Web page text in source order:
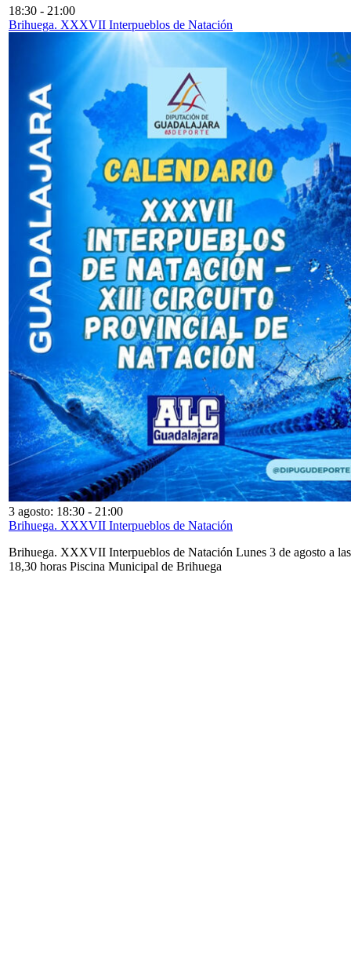
18:30 - 21:00
Brihuega. XXXVII Interpueblos de Natación
3 agosto: 18:30 - 21:00
Brihuega. XXXVII Interpueblos de Natación
Brihuega. XXXVII Interpueblos de Natación Lunes 3 de agosto a las
18,30 horas Piscina Municipal de Brihuega